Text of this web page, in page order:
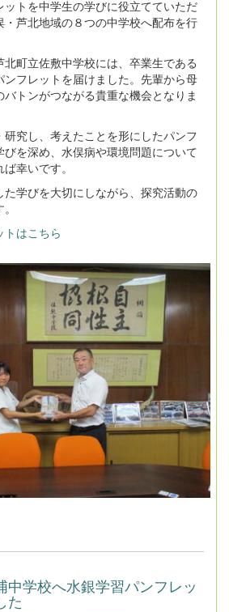
トを中学生の学びに役立てていただ
・芦北地域の８つの中学校へ配布を行
町立佐敷中学校には、卒業生である
フレットを届けました。先輩から母
トンがつながる貴重な機会となりま
究し、考えたことを形にしたパンフ
びを深め、水俣病や環境問題について
幸いです。
学びを大切にしながら、探究活動の
はこちら
中学校へ水銀学習パンフレッ
た